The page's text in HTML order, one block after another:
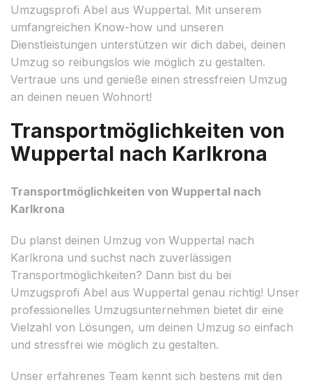
Umzugsprofi Abel aus Wuppertal. Mit unserem
umfangreichen Know-how und unseren
Dienstleistungen unterstützen wir dich dabei, deinen
Umzug so reibungslos wie möglich zu gestalten.
Vertraue uns und genieße einen stressfreien Umzug
an deinen neuen Wohnort!
Transportmöglichkeiten von
Wuppertal nach Karlkrona
Transportmöglichkeiten von Wuppertal nach
Karlkrona
Du planst deinen Umzug von Wuppertal nach
Karlkrona und suchst nach zuverlässigen
Transportmöglichkeiten? Dann bist du bei
Umzugsprofi Abel aus Wuppertal genau richtig! Unser
professionelles Umzugsunternehmen bietet dir eine
Vielzahl von Lösungen, um deinen Umzug so einfach
und stressfrei wie möglich zu gestalten.
Unser erfahrenes Team kennt sich bestens mit den